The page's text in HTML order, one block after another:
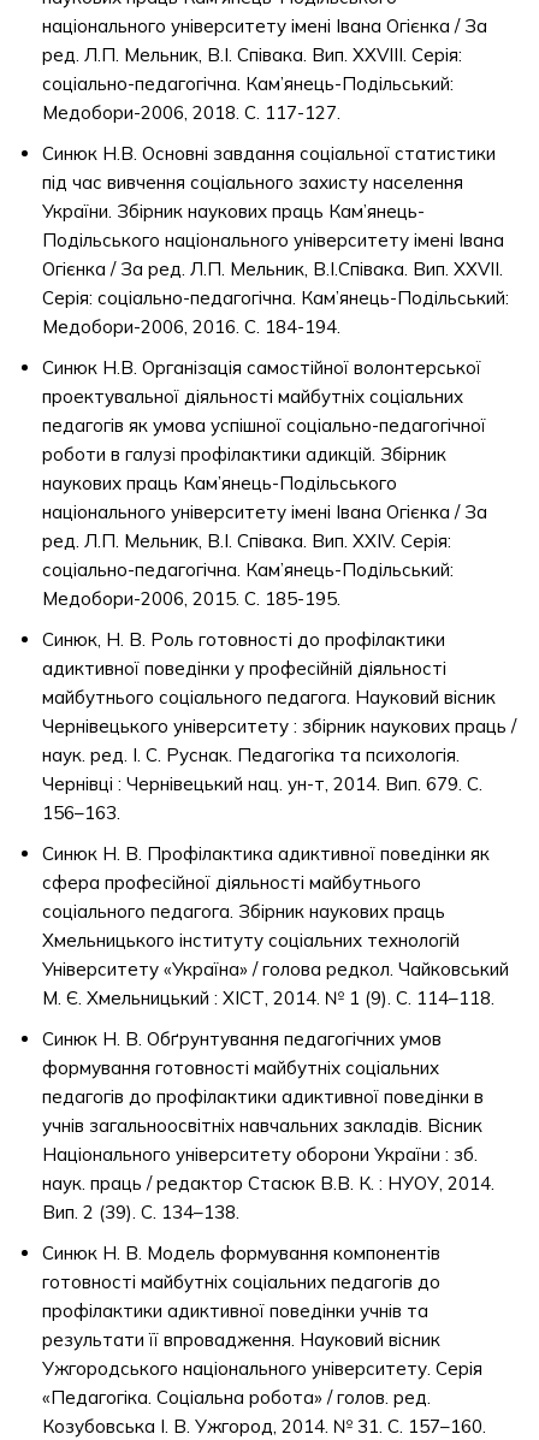
національного університету імені Івана Огієнка / За
ред. Л.П. Мельник, В.І. Співака. Вип. ХХVІІІ. Серія:
соціально-педагогічна. Кам’янець-Подільський:
Медобори-2006, 2018. С. 117-127.
Синюк Н.В. Основні завдання соціальної статистики
під час вивчення соціального захисту населення
України. Збірник наукових праць Кам’янець-
Подільського національного університету імені Івана
Огієнка / За ред. Л.П. Мельник, В.І.Співака. Вип. ХХVІІ.
Серія: соціально-педагогічна. Кам’янець-Подільський:
Медобори-2006, 2016. С. 184-194.
Синюк Н.В. Організація самостійної волонтерської
проектувальної діяльності майбутніх соціальних
педагогів як умова успішної соціально-педагогічної
роботи в галузі профілактики адикцій. Збірник
наукових праць Кам’янець-Подільського
національного університету імені Івана Огієнка / За
ред. Л.П. Мельник, В.І. Співака. Вип. ХХIV. Серія:
соціально-педагогічна. Кам’янець-Подільський:
Медобори-2006, 2015. С. 185-195.
Синюк, Н. В. Роль готовності до профілактики
адиктивної поведінки у професійній діяльності
майбутнього соціального педагога. Науковий вісник
Чернівецького університету : збірник наукових праць /
наук. ред. І. С. Руснак. Педагогіка та психологія.
Чернівці : Чернівецький нац. ун-т, 2014. Вип. 679. С.
156–163.
Синюк Н. В. Профілактика адиктивної поведінки як
сфера професійної діяльності майбутнього
соціального педагога. Збірник наукових праць
Хмельницького інституту соціальних технологій
Університету «Україна» / голова редкол. Чайковський
М. Є. Хмельницький : ХІСТ, 2014. № 1 (9). С. 114–118.
Синюк Н. В. Обґрунтування педагогічних умов
формування готовності майбутніх соціальних
педагогів до профілактики адиктивної поведінки в
учнів загальноосвітніх навчальних закладів. Вісник
Національного університету оборони України : зб.
наук. праць / редактор Стасюк В.В. К. : НУОУ, 2014.
Вип. 2 (39). С. 134–138.
Синюк Н. В. Модель формування компонентів
готовності майбутніх соціальних педагогів до
профілактики адиктивної поведінки учнів та
результати її впровадження. Науковий вісник
Ужгородського національного університету. Серія
«Педагогіка. Соціальна робота» / голов. ред.
Козубовська І. В. Ужгород, 2014. № 31. С. 157–160.